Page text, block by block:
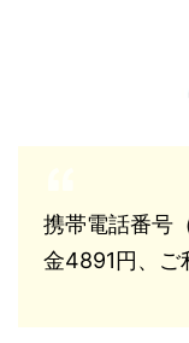
携帯電話番号
金4891円、ご